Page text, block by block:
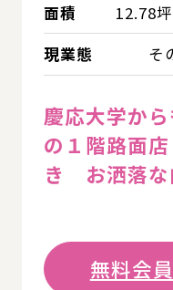
面積
12.78
現業態
そ
慶応大学か
の１階路面
き お洒落な
無料会